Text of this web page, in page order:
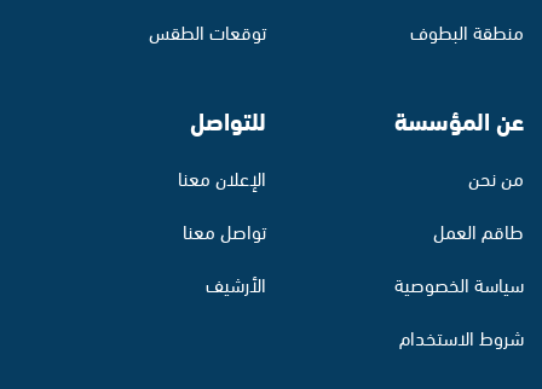
منطقة البطوف
توقعات الطقس
عن المؤسسة
من نحن
طاقم العمل
سياسة الخصوصية
شروط الاستخدام
للتواصل
الإعلان معنا
تواصل معنا
الأرشيف